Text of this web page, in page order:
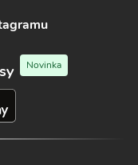
Novinka